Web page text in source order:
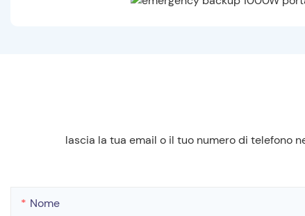
lascia la tua email o il tuo numero di telefono
Nome